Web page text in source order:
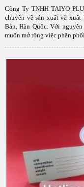
Công Ty TNHH TAIYO
chuyên về sản xuất và
Bản, Hàn Quốc. Với
muốn mở rộng việc phân